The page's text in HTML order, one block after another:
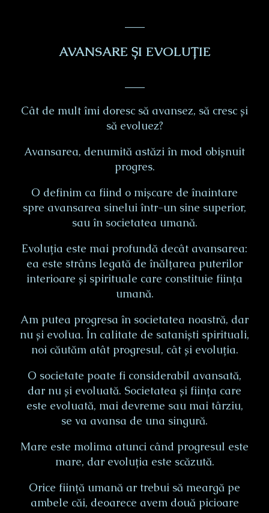
AVANSARE ȘI EVOLUȚIE
Cât de mult îmi doresc să avansez, să cresc și
să evoluez?
Avansarea, denumită astăzi în mod obișnuit
progres.
O definim ca fiind o mișcare de înaintare
spre avansarea sinelui într-un sine superior,
sau în societatea umană.
Evoluția este mai profundă decât avansarea:
ea este strâns legată de înălțarea puterilor
interioare și spirituale care constituie ființa
umană.
Am putea progresa în societatea noastră, dar
nu și evolua. În calitate de sataniști spirituali,
noi căutăm atât progresul, cât și evoluția.
O societate poate fi considerabil avansată,
dar nu și evoluată. Societatea și ființa care
este evoluată, mai devreme sau mai târziu,
se va avansa de una singură.
Mare este molima atunci când progresul este
mare, dar evoluția este scăzută.
Orice ființă umană ar trebui să meargă pe
ambele căi, deoarece avem două picioare